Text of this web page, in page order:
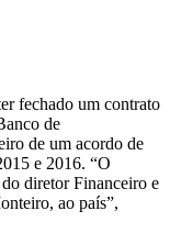
fechado um contrato
de
de um acordo de
e 2016. “O
diretor Financeiro e
ao país”,